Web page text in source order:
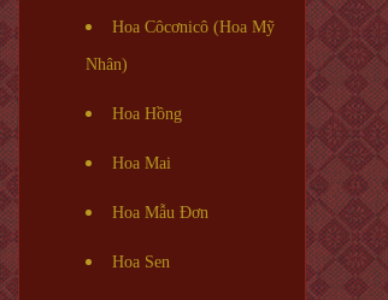
Hoa Côcơnicô (Hoa Mỹ
Nhân)
Hoa Hồng
Hoa Mai
Hoa Mẫu Đơn
Hoa Sen